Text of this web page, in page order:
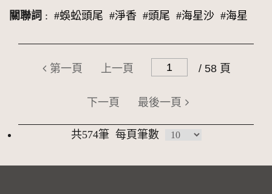
關聯詞 : #蜈蚣頭尾 #淨香 #頭尾 #海星沙 #海星
第一頁 上一頁 / 58 頁
下一頁 最後一頁
共574筆 每頁筆數